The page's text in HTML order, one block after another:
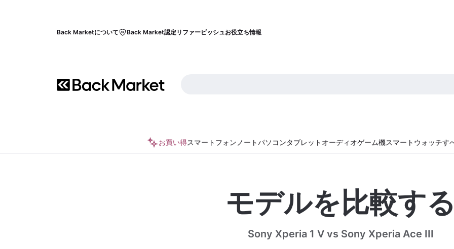
Back Marketについて Back Market認定リファービッシュお役立ち情報
お買い得スマートフォン ノートパソコンタブレット オーディオゲーム機スマートウォッチす
モデルを比較す
Sony Xperia 1 V vs Sony Xperia Ace III